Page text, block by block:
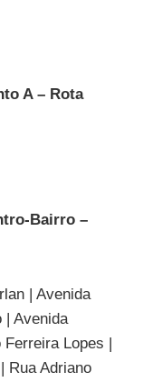
A – Rota
Bairro –
| Avenida
| Avenida
Lopes |
Rua Adriano